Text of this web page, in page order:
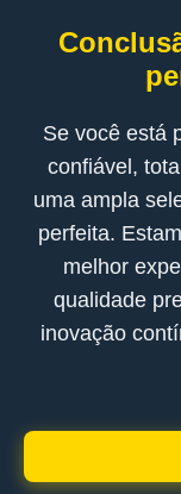
Se você está
confiável,
uma ampla
perfeita.
melhor
qualidade
inovação